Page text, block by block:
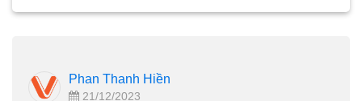
Phan Thanh Hiền
21/12/2023